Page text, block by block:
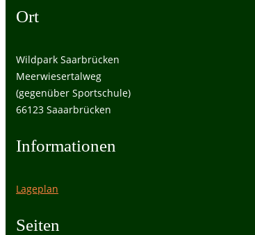
Ort
Wildpark Saarbrücken
Meerwiesertalweg
(gegenüber Sportschule)
66123 Saaarbrücken
Informationen
Lageplan
Seiten